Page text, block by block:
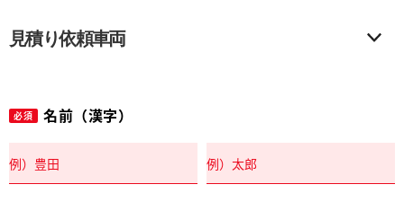
見積り依頼車両
必須 名前（漢字）